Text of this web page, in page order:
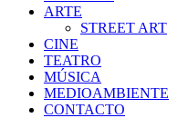
ARTE
STREET ART
CINE
TEATRO
MÚSICA
MEDIOAMBIENTE
CONTACTO